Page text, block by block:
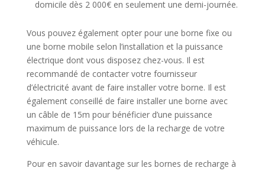
domicile dès 2 000€ en seulement une demi-journée.
Vous pouvez également opter pour une borne fixe ou
une borne mobile selon l’installation et la puissance
électrique dont vous disposez chez-vous. Il est
recommandé de contacter votre fournisseur
d’électricité avant de faire installer votre borne. Il est
également conseillé de faire installer une borne avec
un câble de 15m pour bénéficier d’une puissance
maximum de puissance lors de la recharge de votre
véhicule.
Pour en savoir davantage sur les bornes de recharge à